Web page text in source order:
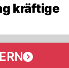
kräftige